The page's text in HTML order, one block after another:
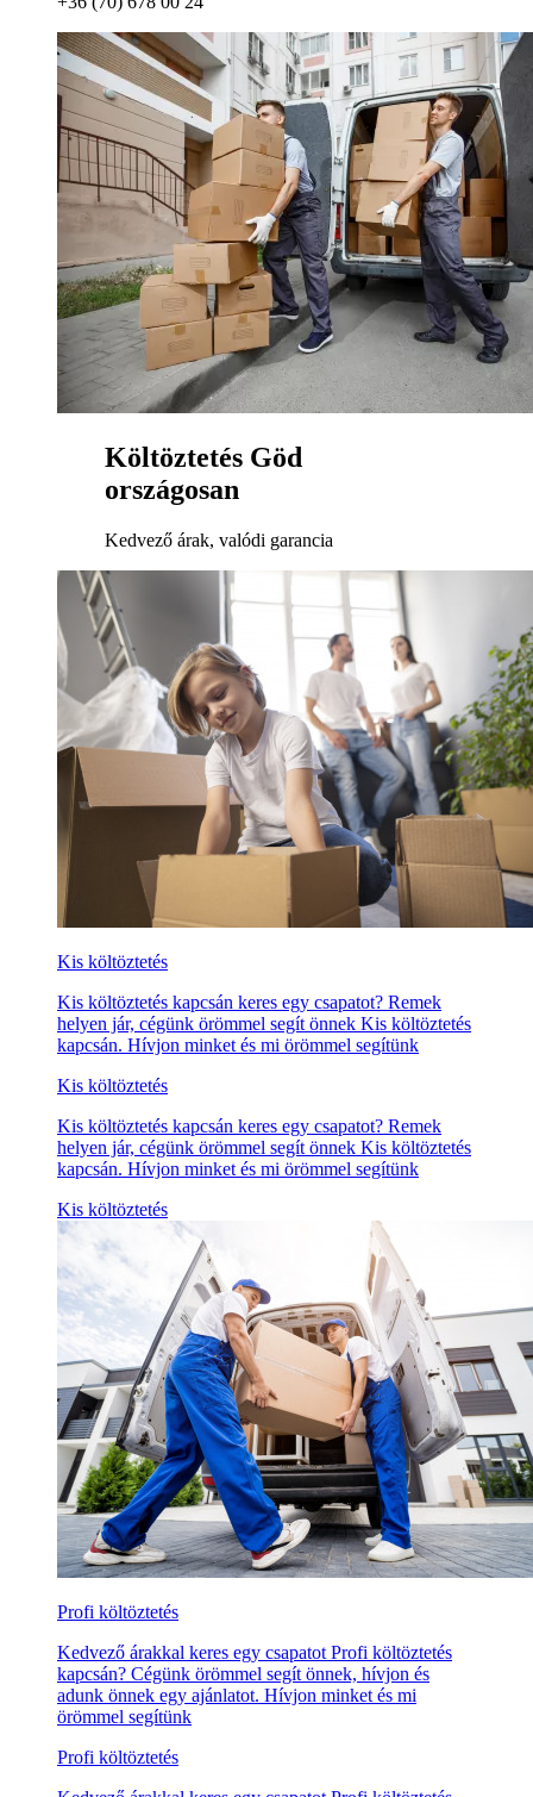
Költöztetés Göd
országosan
Kedvező árak, valódi garancia
Kis költöztetés
Kis költöztetés kapcsán keres egy csapatot? Remek
helyen jár, cégünk örömmel segít önnek Kis költöztetés
kapcsán. Hívjon minket és mi örömmel segítünk
Kis költöztetés
Kis költöztetés kapcsán keres egy csapatot? Remek
helyen jár, cégünk örömmel segít önnek Kis költöztetés
kapcsán. Hívjon minket és mi örömmel segítünk
Kis költöztetés
Profi költöztetés
Kedvező árakkal keres egy csapatot Profi költöztetés
kapcsán? Cégünk örömmel segít önnek, hívjon és
adunk önnek egy ajánlatot. Hívjon minket és mi
örömmel segítünk
Profi költöztetés